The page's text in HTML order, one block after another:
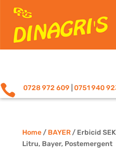
 0728 972 609 0751 940
Home/ BAYER/ Erbicid
Litru, Bayer, Postemergent